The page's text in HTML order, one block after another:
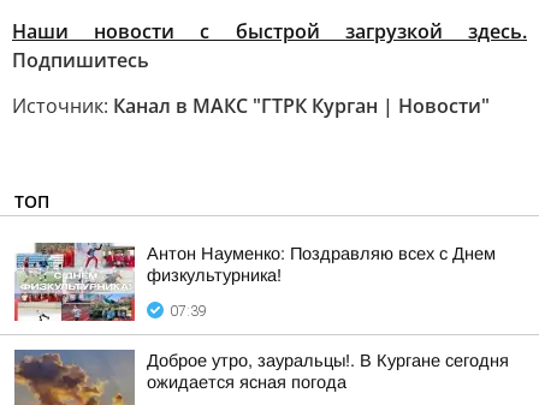
Наши новости с быстрой загрузкой здесь.
Подпишитесь
Источник: Канал в МАКС "ГТРК Курган | Новости"
ТОП
Антон Науменко: Поздравляю всех с Днем
физкультурника!
07:39
Доброе утро, зауральцы!. В Кургане сегодня
ожидается ясная погода